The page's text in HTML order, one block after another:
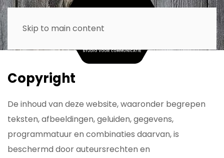
Skip to main content
Copyright
De inhoud van deze website, waaronder begrepen
teksten, afbeeldingen, geluiden, gegevens,
programmatuur en combinaties daarvan, is
beschermd door auteursrechten en